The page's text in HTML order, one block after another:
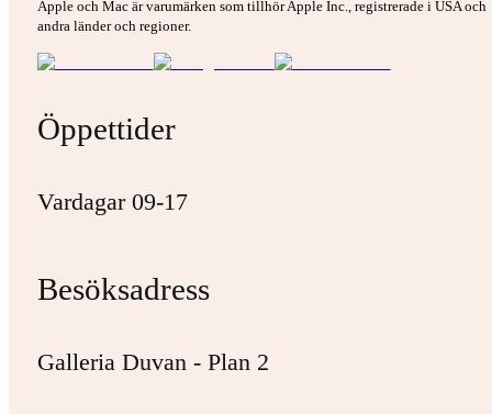
Apple och Mac är varumärken som tillhör Apple Inc., registrerade i USA och
andra länder och regioner.
Öppettider
Vardagar 09-17
Besöksadress
Galleria Duvan - Plan 2